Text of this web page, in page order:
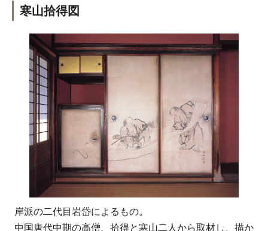
寒山拾得図
岸派の二代目岩岱によるもの。
中国唐代中期の高僧、拾得と寒山二人から取材し、描か